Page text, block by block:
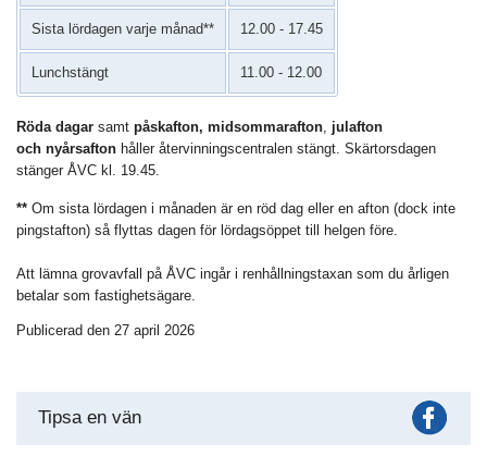
Sista lördagen varje månad** 12.00 - 17.45
Lunchstängt 11.00 - 12.00
Röda dagar samt påskafton, midsommarafton, julafton
och nyårsafton håller återvinningscentralen stängt. Skärtorsdagen
stänger ÅVC kl. 19.45.
** Om sista lördagen i månaden är en röd dag eller en afton (dock inte
pingstafton) så flyttas dagen för lördagsöppet till helgen före.
Att lämna grovavfall på ÅVC ingår i renhållningstaxan som du årligen
betalar som fastighetsägare.
Publicerad den 27 april 2026
Tipsa en vän